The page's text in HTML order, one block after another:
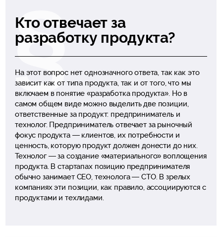
Кто отвечает за
разработку продукта?
На этот вопрос нет однозначного ответа, так как это
зависит как от типа продукта, так и от того, что мы
включаем в понятие «разработка продукта». Но в
самом общем виде можно выделить две позиции,
ответственные за продукт: предприниматель и
технолог. Предприниматель отвечает за рыночный
фокус продукта — клиентов, их потребности и
ценность, которую продукт должен донести до них.
Технолог — за создание «материального» воплощения
продукта. В стартапах позицию предпринимателя
обычно занимает CEO, технолога — CTO. В зрелых
компаниях эти позиции, как правило, ассоциируются с
продуктами и техлидами.